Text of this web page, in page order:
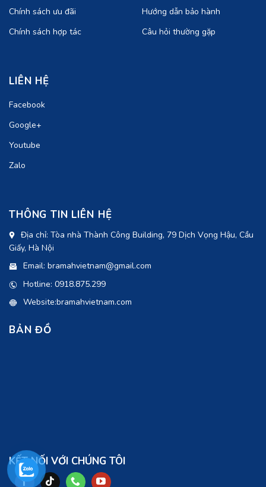
Chính sách ưu đãi
Chính sách hợp tác
Hướng dẫn bảo hành
Câu hỏi thường gặp
LIÊN HỆ
Facebook
Google+
Youtube
Zalo
THÔNG TIN LIÊN HỆ
Địa chỉ: Tòa nhà Thành Công Building, 79 Dịch Vọng Hậu, Cầu
Giấy, Hà Nội
Email: bramahvietnam@gmail.com
Hotline: 0918.875.299
Website:bramahvietnam.com
BẢN ĐỒ
KẾT NỐI VỚI CHÚNG TÔI